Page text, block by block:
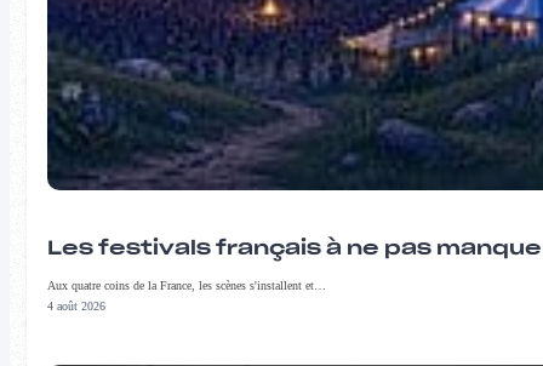
Les festivals français à ne pas
Aux quatre coins de la France, les scènes s'installent et…
4 août 2026